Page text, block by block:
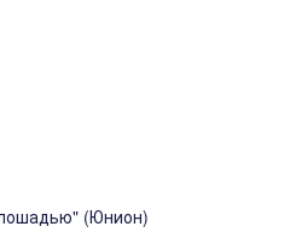
(Юнион)